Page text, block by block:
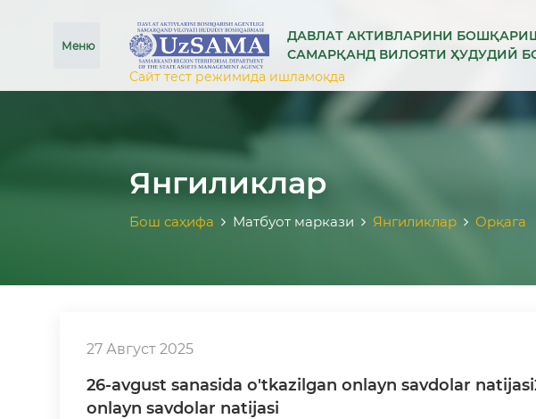
ДАВЛАТ АКТИВЛАРИНИ
САМАРҚАНД ВИЛОЯТИ ҲУДУДИЙ
Сайт тест режимида ишламоқда
Меню
Янгиликлар
Бош саҳифа Матбуот маркази Янгиликлар Орқага
27 Август 2025
26-avgust sanasida o'tkazilgan onlayn savdolar
onlayn savdolar natijasi